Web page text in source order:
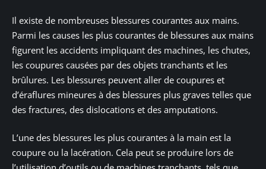
Il existe de nombreuses blessures courantes aux mains.
Parmi les causes les plus courantes de blessures aux mains
figurent les accidents impliquant des machines, les chutes,
les coupures causées par des objets tranchants et les
brûlures. Les blessures peuvent aller de coupures et
d’éraflures mineures à des blessures plus graves telles que
des fractures, des dislocations et des amputations.
L’une des blessures les plus courantes à la main est la
coupure ou la lacération. Cela peut se produire lors de